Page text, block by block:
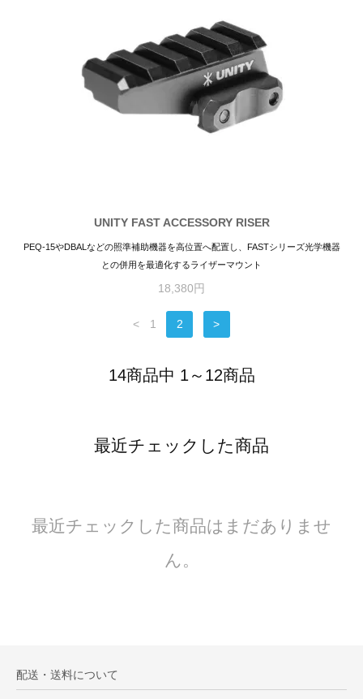
UNITY FAST ACCESSORY RISER
PEQ-15やDBALなどの照準補助機器を高位置へ配置し、FASTシリーズ光学機器
との併用を最適化するライザーマウント
18,380円
< 1 2 >
14商品中 1～12商品
最近チェックした商品
最近チェックした商品はまだありませ
ん。
配送・送料について